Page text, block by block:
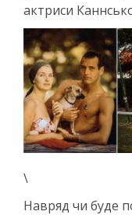
актриси
\
Навряд чи буде